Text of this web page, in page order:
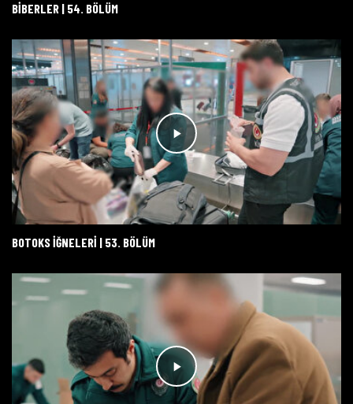
BİBERLER | 54. BÖLÜM
BOTOKS İĞNELERİ | 53. BÖLÜM